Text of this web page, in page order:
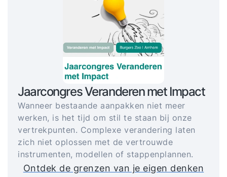
Jaarcongres Veranderen met Impact
Wanneer bestaande aanpakken niet meer
werken, is het tijd om stil te staan bij onze
vertrekpunten. Complexe verandering laten
zich niet oplossen met de vertrouwde
instrumenten, modellen of stappenplannen.
Ontdek de grenzen van je eigen denken